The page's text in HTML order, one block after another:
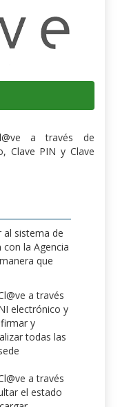
a través de
Clave PIN y Clave
al sistema de
la Agencia
que
a través
electrónico y
y
todas las
a través
el estado